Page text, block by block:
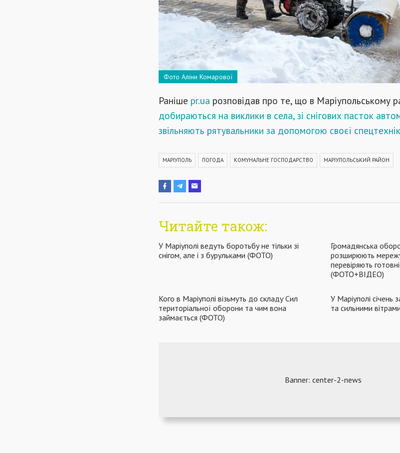
Фото Аліни Комарової
Раніше pr.ua розповідав про те, що в Маріупольському
добираються на виклики в села, зі снігових пасток
звільняють рятувальники за допомогою своєї
МАРІУПОЛЬ ПОГОДА КОМУНАЛЬНЕ ГОСПОДАРСТВО МАРІУПОЛЬСЬКИЙ РАЙОН
Читайте також:
У Маріуполі ведуть боротьбу не тільки зі
снігом, але і з бурульками (ФОТО)
Громадянська
розширюють
перевіряють
(ФОТО+ВІДЕО)
Кого в Маріуполі візьмуть до складу Сил
територіальної оборони та чим вона
займається (ФОТО)
У Маріуполі січень
та сильними вітрами